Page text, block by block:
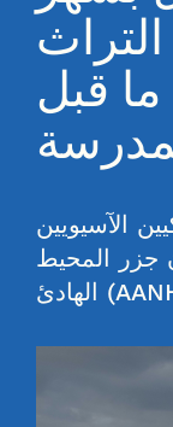
التراث AANHPI مع
قبل
الآسيويين
جزر المحيط